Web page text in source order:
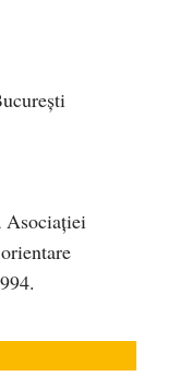
Asociaţiei